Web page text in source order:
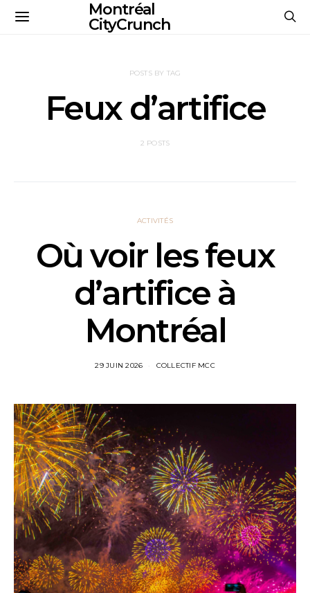
Montréal
CityCrunch
POSTS BY TAG
Feux d’artifice
2 POSTS
ACTIVITÉS
Où voir les feux
d’artifice à
Montréal
29 JUIN 2026 COLLECTIF MCC